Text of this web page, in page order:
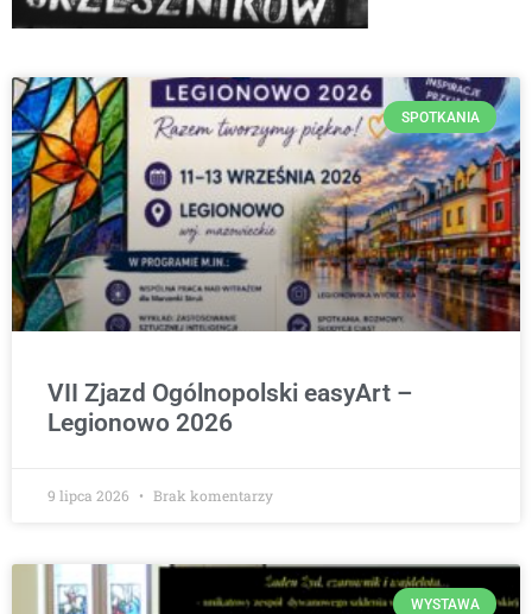
SPOTKANIA
VII Zjazd Ogólnopolski easyArt –
Legionowo 2026
9 lipca 2026 Brak komentarzy
WYSTAWA